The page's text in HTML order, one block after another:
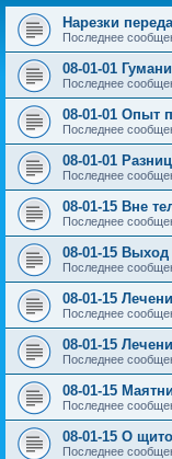
Нарезки
Последнее
08-01-01
Последнее
08-01-01 Опыт
Последнее
08-01-01
Последнее
08-01-15 Вне
Последнее
08-01-15
Последнее
08-01-15
Последнее
08-01-15
Последнее
08-01-15
Последнее
08-01-15 О
Последнее